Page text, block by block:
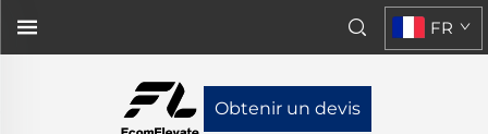
Obtenir un devis
FR